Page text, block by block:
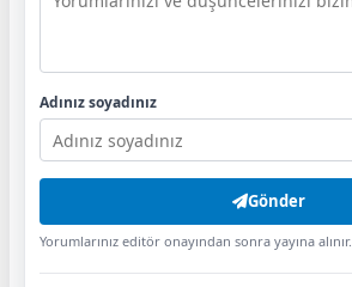
Adınız soyadınız
Gönder
Yorumlarınız editör onayından sonra yayına alınır.